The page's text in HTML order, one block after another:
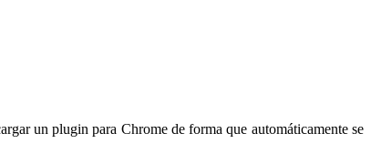
un plugin para Chrome de forma que automáticamente se